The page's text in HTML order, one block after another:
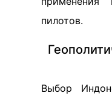
пилотов.
Выбор